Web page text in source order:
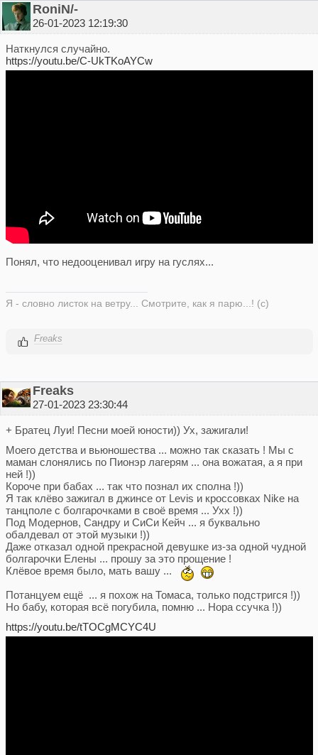
RoniN/-
26-01-2023 12:19:30
Наткнулся случайно.
https://youtu.be/C-UkTKoAYCw
Понял, что недооценивал игру на гуслях...
Я - словно листок на ветру... Смотрите, как я парю...! (с)
Freaks
Freaks
27-01-2023 23:30:44
+ Братец Луи! Песни моей юности)) Ух, зажигали!
Моего детства и вьюношества ... можно так сказать ! Мы с
маман слонялись по Пионэр лагерям ... она вожатая, а я при
ней !))
Короче при бабах ... так что познал их сполна !))
Я так клёво зажигал в джинсе от Levis и кроссовках Nike на
танцполе с болгарочками в своё время ... Ухх !))
Под Модернов, Сандру и СиСи Кейч ... я буквально
обалдевал от этой музыки !))
Даже отказал одной прекрасной девушке из-за одной чудной
болгарочки Елены ... прошу за это прощение !
Клёвое время было, мать вашу ...
Потанцуем ещё ... я похож на Томаса, только подстригся !))
Но бабу, которая всё погубила, помню ... Нора ссучка !))
https://youtu.be/tTOCgMCYC4U